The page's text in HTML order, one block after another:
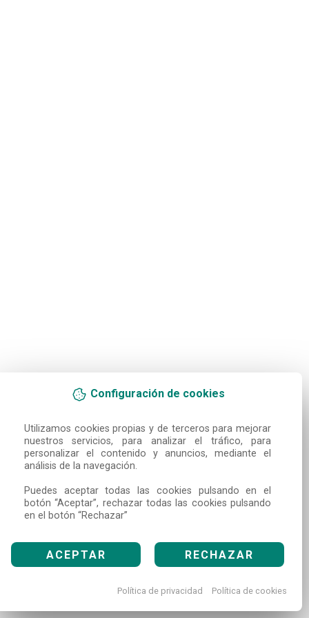
Configuración de cookies
Utilizamos cookies propias y de terceros para mejorar
nuestros servicios, para analizar el tráfico, para
personalizar el contenido y anuncios, mediante el
análisis de la navegación.
Puedes aceptar todas las cookies pulsando en el
botón “Aceptar”, rechazar todas las cookies pulsando
en el botón “Rechazar”
ACEPTAR RECHAZAR
Política de privacidad Política de cookies